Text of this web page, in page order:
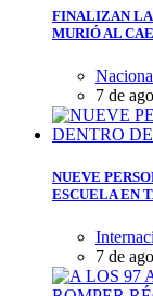
FINALIZAN
MURIÓ AL
7 de
NUEVE
ESCUELA EN
7 de